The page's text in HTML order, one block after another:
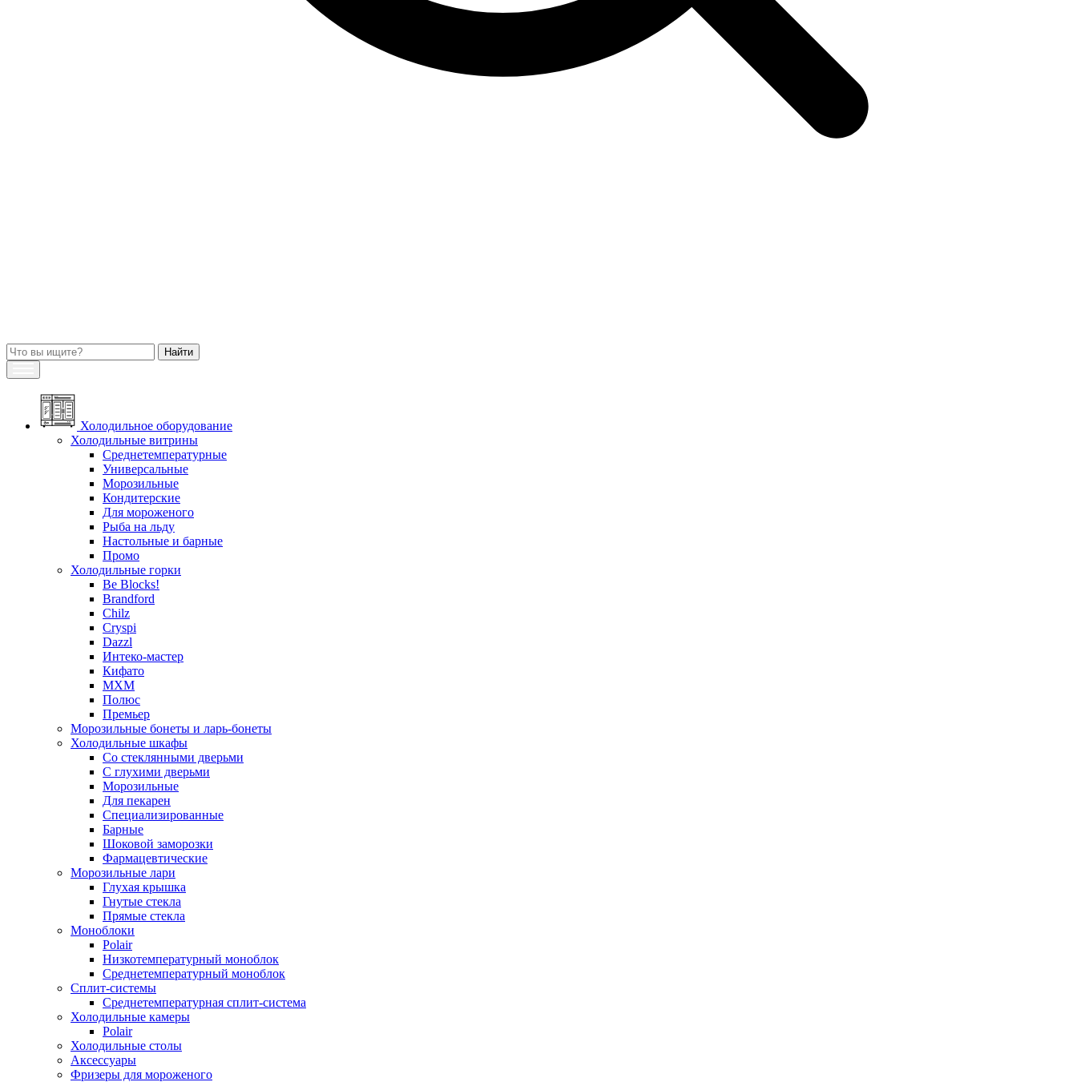
Холодильное оборудование
Холодильные витрины
Среднетемпературные
Универсальные
Морозильные
Кондитерские
Для мороженого
Рыба на льду
Настольные и барные
Промо
Холодильные горки
Be Blocks!
Brandford
Chilz
Cryspi
Dazzl
Интеко-мастер
Кифато
МХМ
Полюс
Премьер
Морозильные бонеты и ларь-бонеты
Холодильные шкафы
Со стеклянными дверьми
С глухими дверьми
Морозильные
Для пекарен
Специализированные
Барные
Шоковой заморозки
Фармацевтические
Морозильные лари
Глухая крышка
Гнутые стекла
Прямые стекла
Моноблоки
Polair
Низкотемпературный моноблок
Среднетемпературный моноблок
Сплит-системы
Среднетемпературная сплит-система
Холодильные камеры
Polair
Холодильные столы
Аксессуары
Фризеры для мороженого